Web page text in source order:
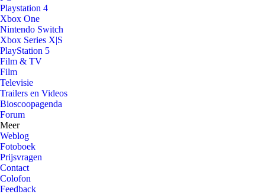
Playstation 4
Xbox One
Nintendo Switch
Xbox Series X|S
PlayStation 5
Film & TV
Film
Televisie
Trailers en Videos
Bioscoopagenda
Forum
Meer
Weblog
Fotoboek
Prijsvragen
Contact
Colofon
Feedback